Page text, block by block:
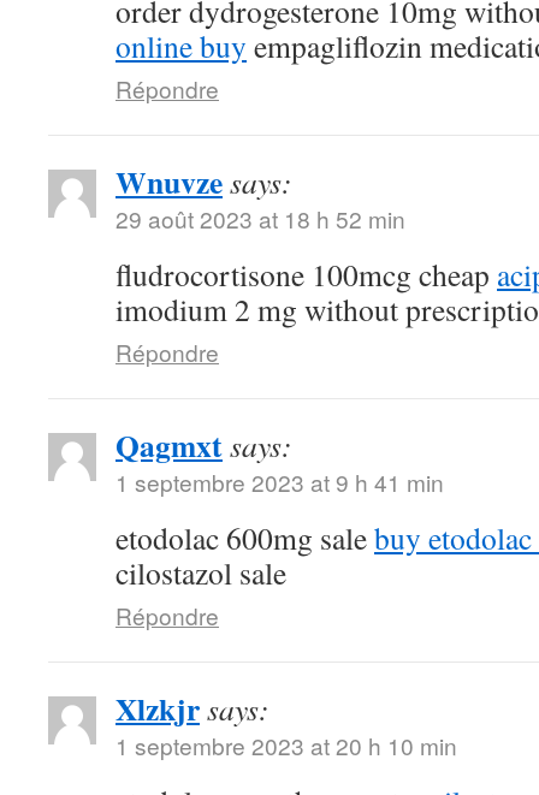
order dydrogesterone 10mg
online buy empagliflozin
Répondre
Wnuvzesays:
29 août 2023 at 18 h 52 min
fludrocortisone 100mcg cheap
imodium 2 mg without
Répondre
Qagmxtsays:
1 septembre 2023 at 9 h 41 min
etodolac 600mg salebuy
cilostazol sale
Répondre
Xlzkjrsays:
1 septembre 2023 at 20 h 10 min